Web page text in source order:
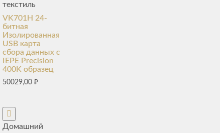
текстиль
VK701H 24-
битная
Изолированная
USB карта
сбора данных с
IEPE Precision
400K образец
50029,00 ₽
Домашний